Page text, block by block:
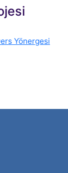
Yönergesi